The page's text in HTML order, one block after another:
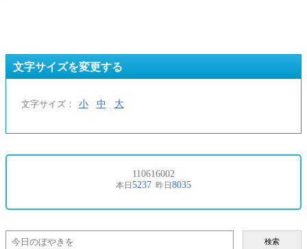
文字サイズを変更する
文字サイズ： 小 中 大
検索